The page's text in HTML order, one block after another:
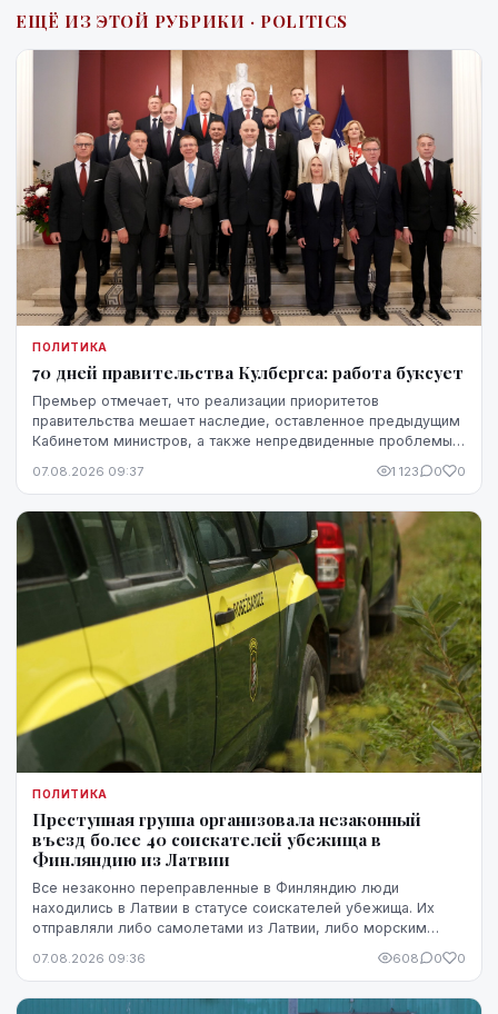
ЕЩЁ ИЗ ЭТОЙ РУБРИКИ · POLITICS
ПОЛИТИКА
70 дней правительства Кулбергса: работа буксует
Премьер отмечает, что реализации приоритетов
правительства мешает наследие, оставленное предыдущим
Кабинетом министров, а также непредвиденные проблемы,
стремительного прогресса.
07.08.2026 09:37 1 123 0 0
ПОЛИТИКА
Преступная группа организовала незаконный
въезд более 40 соискателей убежища в
Финляндию из Латвии
Все незаконно переправленные в Финляндию люди
находились в Латвии в статусе соискателей убежища. Их
отправляли либо самолетами из Латвии, либо морским
07.08.2026 09:36 608 0 0